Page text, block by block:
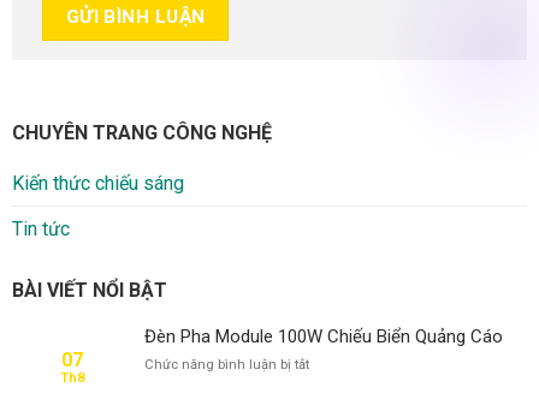
CHUYÊN TRANG CÔNG NGHỆ
Kiến thức chiếu sáng
Tin tức
BÀI VIẾT NỔI BẬT
07
Th8
Đèn Pha Module 100W Chiếu Biển Quảng Cáo
Chức năng bình luận bị tắtở